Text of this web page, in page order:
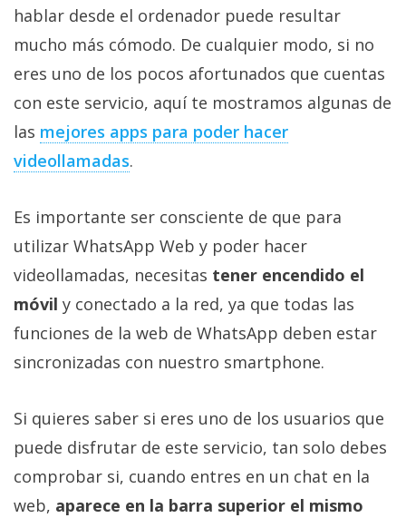
Informático
(CC) 2006-
2026.Algunos
derechos
hablar desde el ordenador puede resultar
mucho más cómodo. De cualquier modo, si no
eres uno de los pocos afortunados que cuentas
con este servicio, aquí te mostramos algunas de
las mejores apps para poder hacer
videollamadas.
Es importante ser consciente de que para
utilizar WhatsApp Web y poder hacer
videollamadas, necesitas tener encendido el
móvil y conectado a la red, ya que todas las
funciones de la web de WhatsApp deben estar
sincronizadas con nuestro smartphone.
Si quieres saber si eres uno de los usuarios que
puede disfrutar de este servicio, tan solo debes
comprobar si, cuando entres en un chat en la
web, aparece en la barra superior el mismo